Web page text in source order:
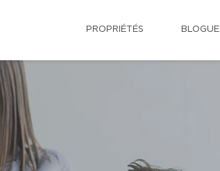
PROPRIÉTÉS BLOGUE